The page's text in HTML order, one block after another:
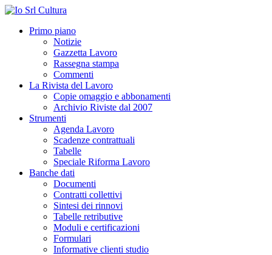
Primo piano
Notizie
Gazzetta Lavoro
Rassegna stampa
Commenti
La Rivista del Lavoro
Copie omaggio e abbonamenti
Archivio Riviste dal 2007
Strumenti
Agenda Lavoro
Scadenze contrattuali
Tabelle
Speciale Riforma Lavoro
Banche dati
Documenti
Contratti collettivi
Sintesi dei rinnovi
Tabelle retributive
Moduli e certificazioni
Formulari
Informative clienti studio